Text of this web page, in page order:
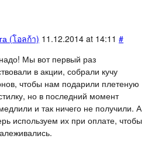
(โอลก้า) 11.12.2014 at 14:11 #
Мы вот первый раз
в акции, собрали кучу
чтобы нам подарили плетеную
но в последний момент
и так ничего не получили. А
используем их при оплате, чтобы